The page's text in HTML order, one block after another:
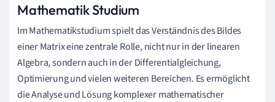
Mathematik Studium
Im Mathematikstudium spielt das Verständnis des Bildes
einer Matrix eine zentrale Rolle, nicht nur in der linearen
Algebra, sondern auch in der Differentialgleichung,
Optimierung und vielen weiteren Bereichen. Es ermöglicht
die Analyse und Lösung komplexer mathematischer